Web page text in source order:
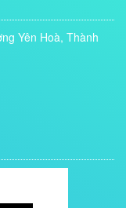
Yên Hoà, Thành